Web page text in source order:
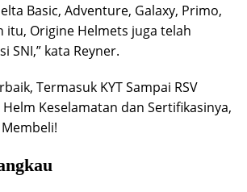
Basic, Adventure, Galaxy, Primo,
itu, Origine Helmets juga telah
SNI,” kata Reyner.
Termasuk KYT Sampai RSV
Keselamatan dan Sertifikasinya,